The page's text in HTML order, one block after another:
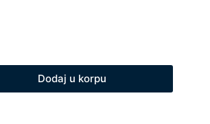
Dodaj u korpu